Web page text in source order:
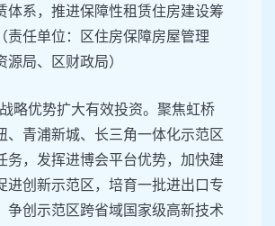
体系，推进保障性租赁住房建设筹
责任单位：区住房保障房屋管理
源局、区财政局）
略优势扩大有效投资。聚焦虹桥
、青浦新城、长三角一体化示范区
务，发挥进博会平台优势，加快建
进创新示范区，培育一批进出口专
争创示范区跨省域国家级高新技术